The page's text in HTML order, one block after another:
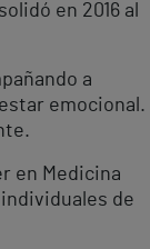
en 2016 al
a
emocional.
en Medicina
de